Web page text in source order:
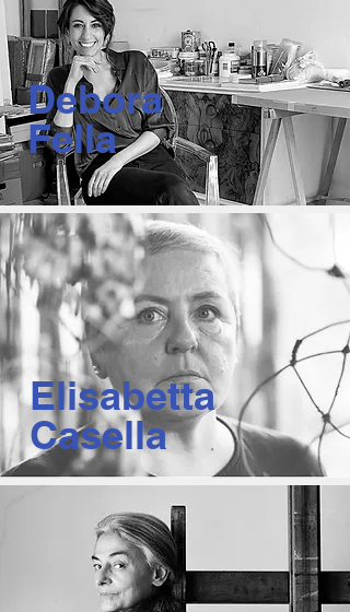
Debora
Fella
Elisabetta
Casella